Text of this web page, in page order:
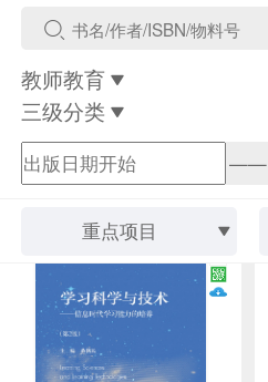
教师教育
三级分类
——
重点项目